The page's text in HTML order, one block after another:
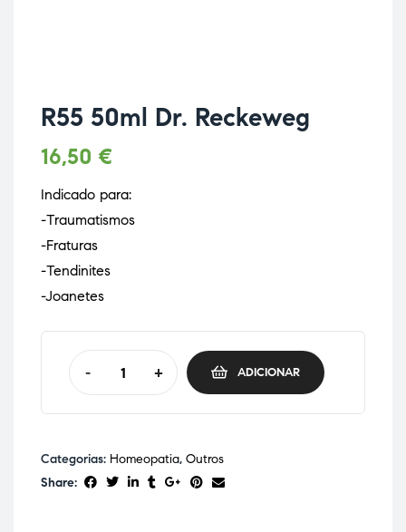
R55 50ml Dr. Reckeweg
16,50 €
Indicado para:
-Traumatismos
-Fraturas
-Tendinites
-Joanetes
- + ADICIONAR
Categorias: Homeopatia, Outros
Share: